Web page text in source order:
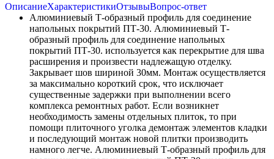
ОписаниеХарактеристикиОтзывыВопрос-ответ
Алюминиевый Т-образный профиль для соединение
напольных покрытий ПТ-30. Алюминиевый Т-
образный профиль для соединение напольных
покрытий ПТ-30. используется как перекрытие для шва
расширения и произвести надлежащую отделку.
Закрывает шов шириной 30мм. Монтаж осуществляется
за максимально короткий срок, что исключает
существенные задержки при выполнении всего
комплекса ремонтных работ. Если возникнет
необходимость замены отдельных плиток, то при
помощи плиточного уголка демонтаж элементов кладки
и последующий монтаж новой плитки производить
намного легче. Алюминиевый Т-образный профиль для